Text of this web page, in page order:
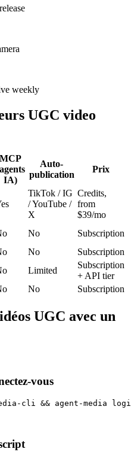
weekly
UGC video
MCP
IA)
Auto-
publication
Prix
TikTok / IG
/ YouTube /
X
Credits,
from
$39/mo
No
Subscription
No
Subscription
Limited
Subscription
+ API tier
No Subscription
UGC avec un
vous
cli && agent-media